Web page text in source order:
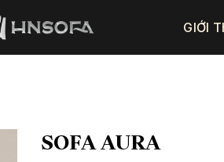
GIỚI
SOFA AURA